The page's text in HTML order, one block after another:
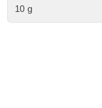
10 g